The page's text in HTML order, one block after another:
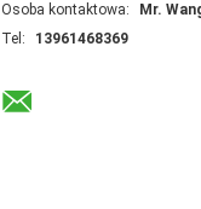
Osoba kontaktowa:
Mr.
Tel:
13961468369